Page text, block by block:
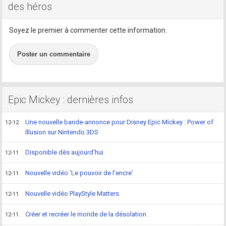
des héros
Soyez le premier à commenter cette information.
Poster un commentaire
Epic Mickey : dernières infos
12-12
Une nouvelle bande-annonce pour Disney Epic Mickey : Power of
Illusion sur Nintendo 3DS
12-11 Disponible dès aujourd'hui
12-11 Nouvelle vidéo 'Le pouvoir de l'encre'
12-11 Nouvelle vidéo PlayStyle Matters
12-11 Créer et recréer le monde de la désolation